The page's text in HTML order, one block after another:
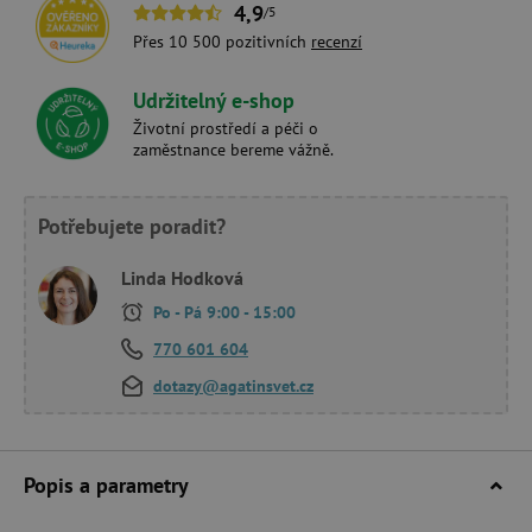
4,9/5
Přes 10 500 pozitivních recenzí
Udržitelný e-shop
Životní prostředí a péči o
zaměstnance bereme vážně.
Potřebujete poradit?
Linda Hodková
Po - Pá 9:00 - 15:00
770 601 604
dotazy@agatinsvet.cz
Popis a parametry